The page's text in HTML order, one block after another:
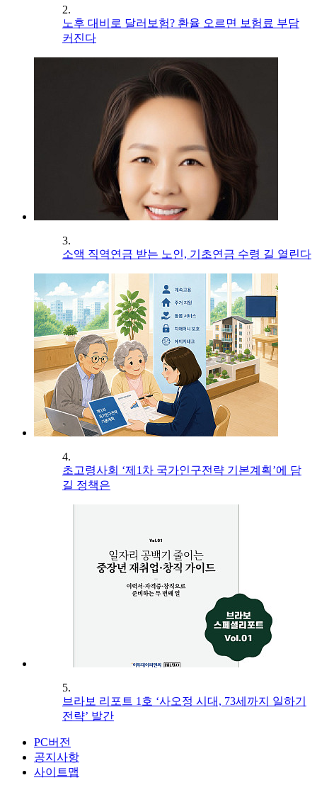
2.
노후 대비로 달러보험? 환율 오르면 보험료 부담
커진다
3.
소액 직역연금 받는 노인, 기초연금 수령 길 열린다
4.
초고령사회 ‘제1차 국가인구전략 기본계획’에 담
길 정책은
5.
브라보 리포트 1호 ‘사오정 시대, 73세까지 일하기
전략’ 발간
PC버전
공지사항
사이트맵